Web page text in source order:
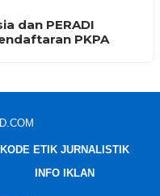
dan PERADI
PKPA
KODE ETIK JURNALISTIK
INFO IKLAN